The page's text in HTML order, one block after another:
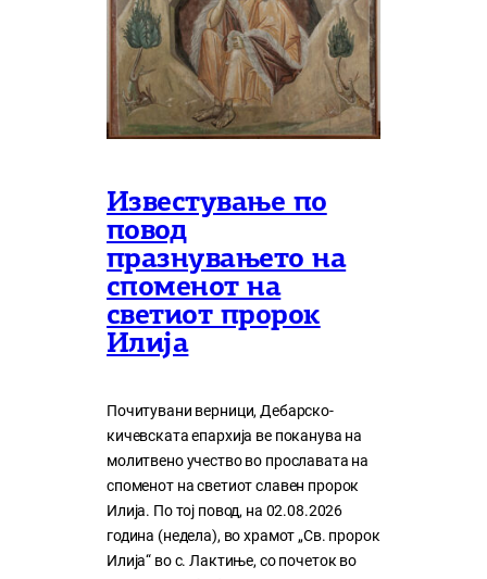
Известување по
повод
празнувањето на
споменот на
светиот пророк
Илија
Почитувани верници, Дебарско-
кичевската епархија ве поканува на
молитвено учество во прославата на
споменот на светиот славен пророк
Илија. По тој повод, на 02.08.2026
година (недела), во храмот „Св. пророк
Илија“ во с. Лактиње, со почеток во